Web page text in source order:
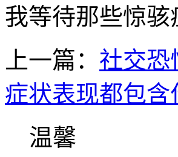
我等待那些惊
上一篇： 社交恐
症状表现都包含
温馨